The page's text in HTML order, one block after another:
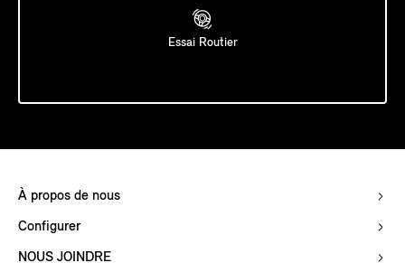
Essai Routier
À propos de nous
Configurer
NOUS JOINDRE